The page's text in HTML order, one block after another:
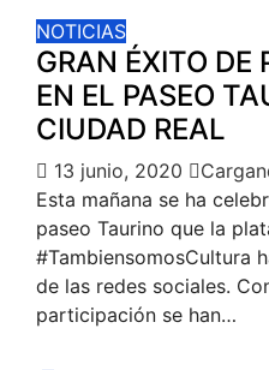
NOTICIAS
GRAN ÉXITO DE
EN EL PASEO
CIUDAD REAL
13 junio, 2020
Esta mañana se ha
paseo Taurino que la
#TambiensomosCultura
de las redes sociales.
participación se han…